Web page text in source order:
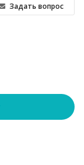
Задать вопрос